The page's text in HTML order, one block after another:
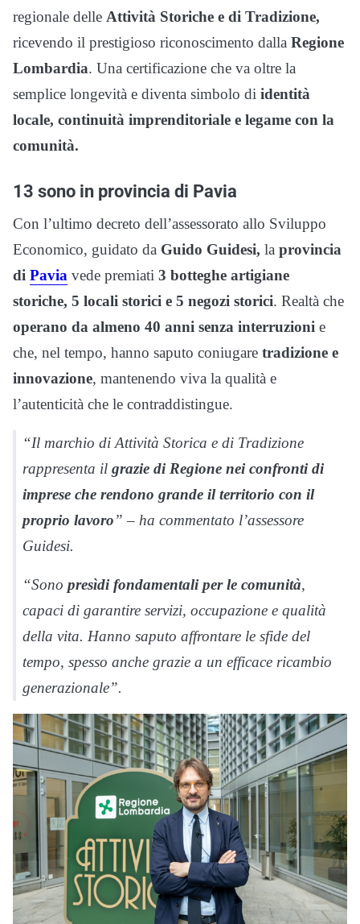
regionale delle Attività Storiche e di Tradizione,
ricevendo il prestigioso riconoscimento dalla Regione
Lombardia. Una certificazione che va oltre la
semplice longevità e diventa simbolo di identità
locale, continuità imprenditoriale e legame con la
comunità.
13 sono in provincia di Pavia
Con l’ultimo decreto dell’assessorato allo Sviluppo
Economico, guidato da Guido Guidesi, la provincia
di Pavia vede premiati 3 botteghe artigiane
storiche, 5 locali storici e 5 negozi storici. Realtà che
operano da almeno 40 anni senza interruzioni e
che, nel tempo, hanno saputo coniugare tradizione e
innovazione, mantenendo viva la qualità e
l’autenticità che le contraddistingue.
“Il marchio di Attività Storica e di Tradizione
rappresenta il grazie di Regione nei confronti di
imprese che rendono grande il territorio con il
proprio lavoro” – ha commentato l’assessore
Guidesi.
“Sono presìdi fondamentali per le comunità,
capaci di garantire servizi, occupazione e qualità
della vita. Hanno saputo affrontare le sfide del
tempo, spesso anche grazie a un efficace ricambio
generazionale”.